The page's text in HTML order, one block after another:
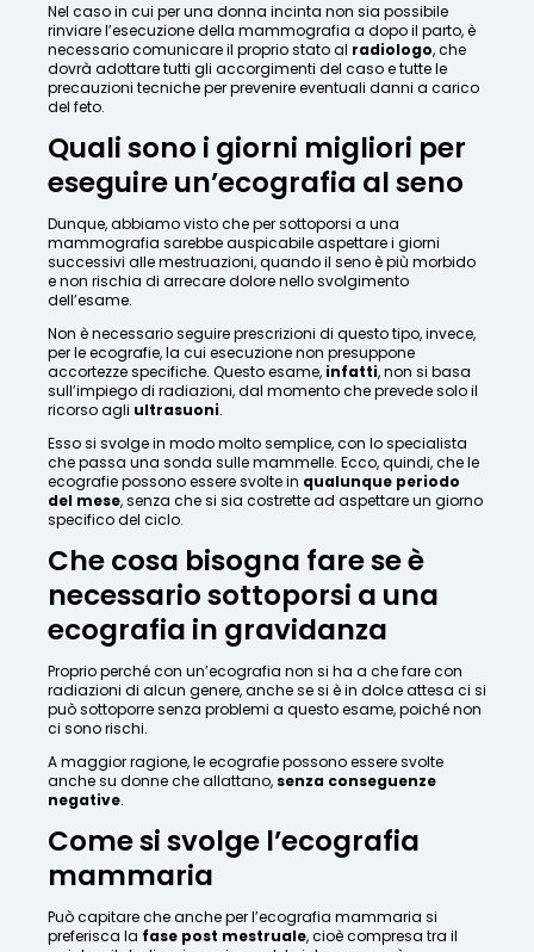
Nel caso in cui per una donna incinta non sia possibile
rinviare l’esecuzione della mammografia a dopo il parto, è
necessario comunicare il proprio stato al radiologo, che
dovrà adottare tutti gli accorgimenti del caso e tutte le
precauzioni tecniche per prevenire eventuali danni a carico
del feto.
Quali sono i giorni migliori per
eseguire un’ecografia al seno
Dunque, abbiamo visto che per sottoporsi a una
mammografia sarebbe auspicabile aspettare i giorni
successivi alle mestruazioni, quando il seno è più morbido
e non rischia di arrecare dolore nello svolgimento
dell’esame.
Non è necessario seguire prescrizioni di questo tipo, invece,
per le ecografie, la cui esecuzione non presuppone
accortezze specifiche. Questo esame, infatti, non si basa
sull’impiego di radiazioni, dal momento che prevede solo il
ricorso agli ultrasuoni.
Esso si svolge in modo molto semplice, con lo specialista
che passa una sonda sulle mammelle. Ecco, quindi, che le
ecografie possono essere svolte in qualunque periodo
del mese, senza che si sia costrette ad aspettare un giorno
specifico del ciclo.
Che cosa bisogna fare se è
necessario sottoporsi a una
ecografia in gravidanza
Proprio perché con un’ecografia non si ha a che fare con
radiazioni di alcun genere, anche se si è in dolce attesa ci si
può sottoporre senza problemi a questo esame, poiché non
ci sono rischi.
A maggior ragione, le ecografie possono essere svolte
anche su donne che allattano, senza conseguenze
negative.
Come si svolge l’ecografia
mammaria
Può capitare che anche per l’ecografia mammaria si
preferisca la fase post mestruale, cioè compresa tra il